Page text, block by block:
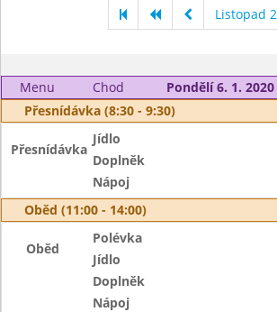
Listopad
Menu Chod
Pondělí 6. 1. 2020
Přesnídávka (8:30 - 9:30)
Přesnídávka
Jídlo
Doplněk
Nápoj
Oběd (11:00 - 14:00)
Oběd
Polévka
Jídlo
Doplněk
Nápoj